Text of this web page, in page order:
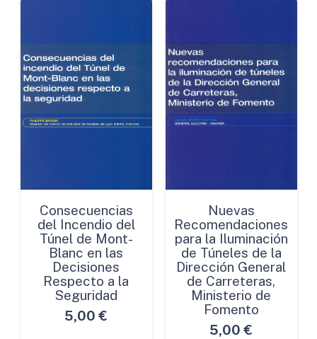
Consecuencias
del Incendio del
Túnel de Mont-
Blanc en las
Decisiones
Respecto a la
Seguridad
5,00 €
Nuevas
Recomendaciones
para la Iluminación
de Túneles de la
Dirección General
de Carreteras,
Ministerio de
Fomento
5,00 €